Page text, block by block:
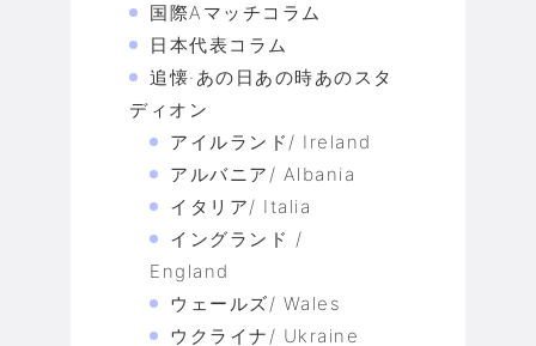
国際Aマッチコラム
日本代表コラム
追懐·あの日あの時あのスタ
ディオン
アイルランド/ Ireland
アルバニア/ Albania
イタリア/ Italia
イングランド /
England
ウェールズ/ Wales
ウクライナ/ Ukraine